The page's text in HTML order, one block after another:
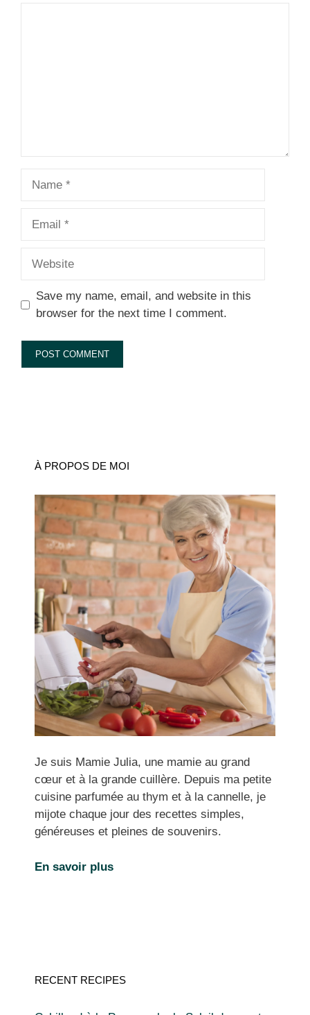
Save my name, email, and website in this
browser for the next time I comment.
À PROPOS DE MOI
Je suis Mamie Julia, une mamie au grand
cœur et à la grande cuillère. Depuis ma petite
cuisine parfumée au thym et à la cannelle, je
mijote chaque jour des recettes simples,
généreuses et pleines de souvenirs.
En savoir plus
RECENT RECIPES